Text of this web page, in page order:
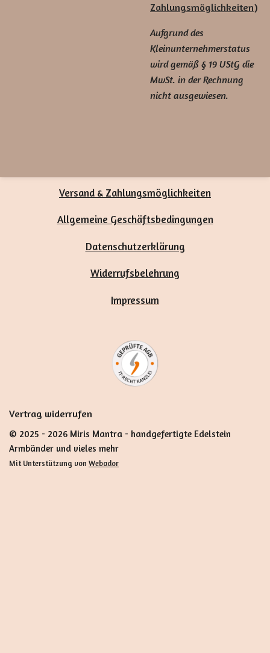
Zahlungsmöglichkeiten)
Aufgrund des
Kleinunternehmerstatus
wird gemäß § 19 UStG die
MwSt. in der Rechnung
nicht ausgewiesen.
Versand & Zahlungsmöglichkeiten
Allgemeine Geschäftsbedingungen
Datenschutzerklärung
Widerrufsbelehrung
Impressum
Vertrag widerrufen
© 2025 - 2026 Miris Mantra - handgefertigte Edelstein
Armbänder und vieles mehr
Mit Unterstützung von Webador